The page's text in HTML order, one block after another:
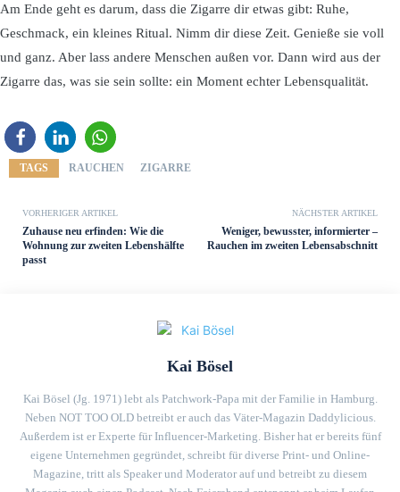
Am Ende geht es darum, dass die Zigarre dir etwas gibt: Ruhe,
Geschmack, ein kleines Ritual. Nimm dir diese Zeit. Genieße sie voll
und ganz. Aber lass andere Menschen außen vor. Dann wird aus der
Zigarre das, was sie sein sollte: ein Moment echter Lebensqualität.
TAGS RAUCHEN ZIGARRE
VORHERIGER ARTIKEL
Zuhause neu erfinden: Wie die
Wohnung zur zweiten Lebenshälfte
passt
NÄCHSTER ARTIKEL
Weniger, bewusster, informierter –
Rauchen im zweiten Lebensabschnitt
Kai Bösel
Kai Bösel (Jg. 1971) lebt als Patchwork-Papa mit der Familie in Hamburg.
Neben NOT TOO OLD betreibt er auch das Väter-Magazin Daddylicious.
Außerdem ist er Experte für Influencer-Marketing. Bisher hat er bereits fünf
eigene Unternehmen gegründet, schreibt für diverse Print- und Online-
Magazine, tritt als Speaker und Moderator auf und betreibt zu diesem